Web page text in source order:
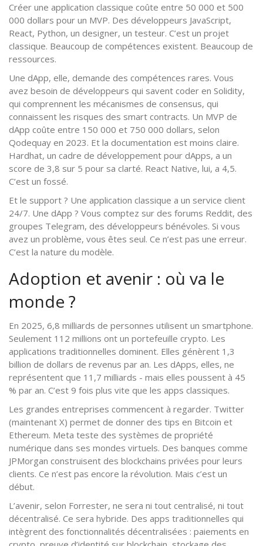
Créer une application classique coûte entre 50 000 et 500
000 dollars pour un MVP. Des développeurs JavaScript,
React, Python, un designer, un testeur. C’est un projet
classique. Beaucoup de compétences existent. Beaucoup de
ressources.
Une dApp, elle, demande des compétences rares. Vous
avez besoin de développeurs qui savent coder en Solidity,
qui comprennent les mécanismes de consensus, qui
connaissent les risques des smart contracts. Un MVP de
dApp coûte entre 150 000 et 750 000 dollars, selon
Qodequay en 2023. Et la documentation est moins claire.
Hardhat, un cadre de développement pour dApps, a un
score de 3,8 sur 5 pour sa clarté. React Native, lui, a 4,5.
C’est un fossé.
Et le support ? Une application classique a un service client
24/7. Une dApp ? Vous comptez sur des forums Reddit, des
groupes Telegram, des développeurs bénévoles. Si vous
avez un problème, vous êtes seul. Ce n’est pas une erreur.
C’est la nature du modèle.
Adoption et avenir : où va le
monde ?
En 2025, 6,8 milliards de personnes utilisent un smartphone.
Seulement 112 millions ont un portefeuille crypto. Les
applications traditionnelles dominent. Elles génèrent 1,3
billion de dollars de revenus par an. Les dApps, elles, ne
représentent que 11,7 milliards - mais elles poussent à 45
% par an. C’est 9 fois plus vite que les apps classiques.
Les grandes entreprises commencent à regarder. Twitter
(maintenant X) permet de donner des tips en Bitcoin et
Ethereum. Meta teste des systèmes de propriété
numérique dans ses mondes virtuels. Des banques comme
JPMorgan construisent des blockchains privées pour leurs
clients. Ce n’est pas encore la révolution. Mais c’est un
début.
L’avenir, selon Forrester, ne sera ni tout centralisé, ni tout
décentralisé. Ce sera hybride. Des apps traditionnelles qui
intègrent des fonctionnalités décentralisées : paiements en